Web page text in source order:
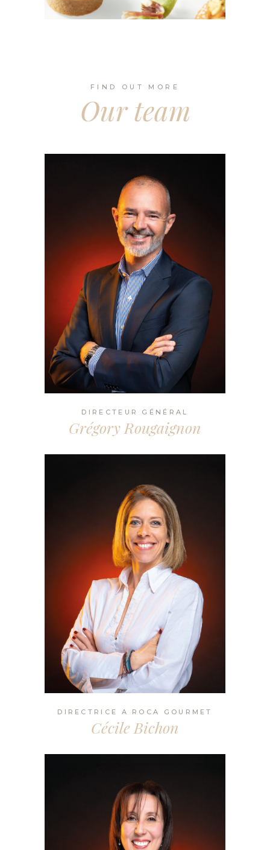
FIND OUT MORE
Our team
DIRECTEUR GÉNÉRAL
Grégory Rougaignon
DIRECTRICE A ROCA GOURMET
Cécile Bichon